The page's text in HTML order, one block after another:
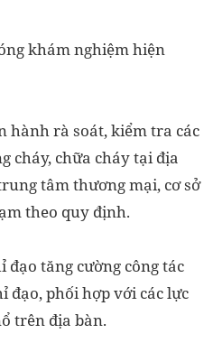
khám nghiệm hiện
hành rà soát, kiểm tra các
cháy, chữa cháy tại địa
tâm thương mại, cơ sở
theo quy định.
tăng cường công tác
đạo, phối hợp với các lực
trên địa bàn.